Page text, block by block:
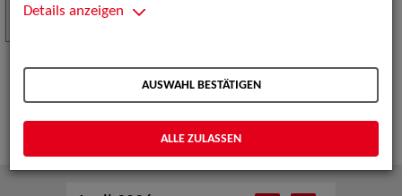
Serienfestival Weimar
TeleVisionale – Film- und Serienfestival in Weimar
und Eventpartnerin des Crew Call Weimar.
Mehr
NOV
Details anzeigen
AUSWAHL BESTÄTIGEN
ALLE ZULASSEN